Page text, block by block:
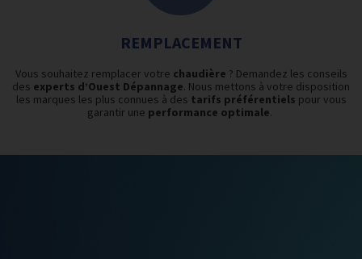
REMPLACEMENT
Vous souhaitez remplacer votre chaudière ? Demandez les conseils
des experts d’Ouest Dépannage. Nous mettons à votre disposition
les marques les plus connues à des tarifs préférentiels pour vous
garantir une performance optimale.